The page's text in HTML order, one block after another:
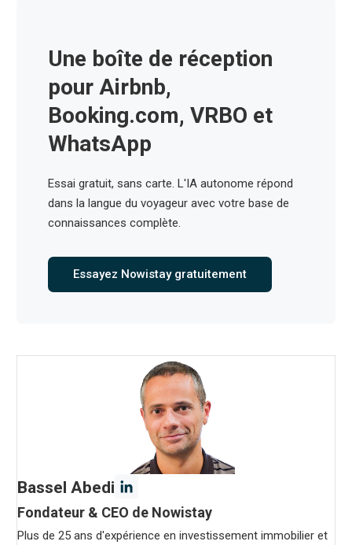
Une boîte de réception
pour Airbnb,
Booking.com, VRBO et
WhatsApp
Essai gratuit, sans carte. L'IA autonome répond
dans la langue du voyageur avec votre base de
connaissances complète.
Essayez Nowistay gratuitement
Bassel Abedi
Fondateur & CEO de Nowistay
Plus de 25 ans d'expérience en investissement immobilier et